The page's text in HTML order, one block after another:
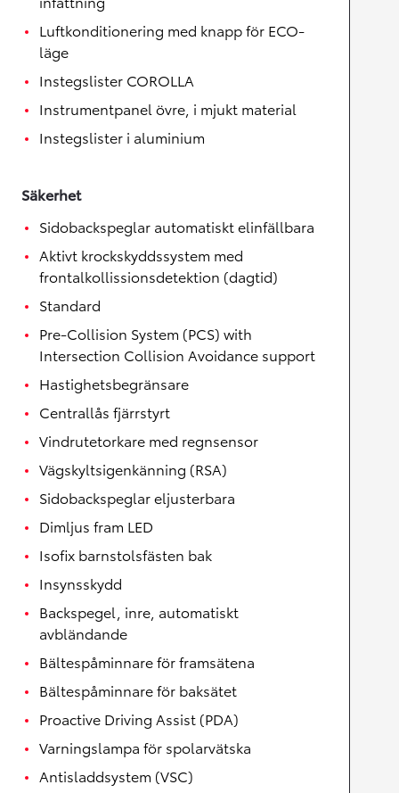
Luftkonditionering med knapp för ECO-
läge
Instegslister COROLLA
Instrumentpanel övre, i mjukt material
Instegslister i aluminium
Säkerhet
Sidobackspeglar automatiskt elinfällbara
Aktivt krockskyddssystem med
frontalkollissionsdetektion (dagtid)
Standard
Pre-Collision System (PCS) with
Intersection Collision Avoidance support
Hastighetsbegränsare
Centrallås fjärrstyrt
Vindrutetorkare med regnsensor
Vägskyltsigenkänning (RSA)
Sidobackspeglar eljusterbara
Dimljus fram LED
Isofix barnstolsfästen bak
Insynsskydd
Backspegel, inre, automatiskt
avbländande
Bältespåminnare för framsätena
Bältespåminnare för baksätet
Proactive Driving Assist (PDA)
Varningslampa för spolarvätska
Antisladdsystem (VSC)